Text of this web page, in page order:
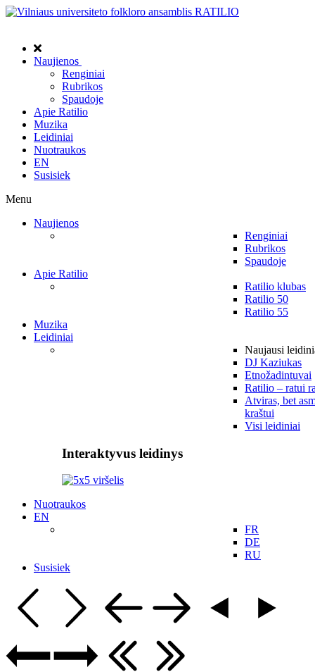
Naujienos
Renginiai
Rubrikos
Spaudoje
Apie Ratilio
Muzika
Leidiniai
Nuotraukos
EN
Susisiek
Menu
Naujienos
Renginiai
Rubrikos
Spaudoje
Apie Ratilio
Ratilio klubas
Ratilio 50
Ratilio 55
Muzika
Leidiniai
Naujausi
DJ Kaziukas
Etnožadintuvai
Ratilio – ratui
Atviras, bet
kraštui
Visi leidiniai
Interaktyvus leidinys
Nuotraukos
EN
FR
DE
RU
Susisiek